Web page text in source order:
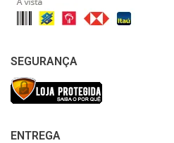
SEGURANÇA
ENTREGA